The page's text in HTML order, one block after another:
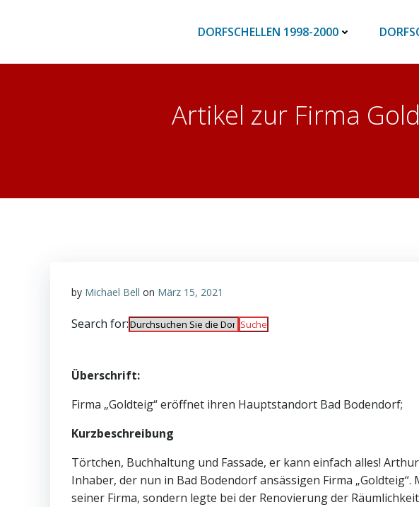
DORFSCHELLEN 1998-2000
Artikel zur Firma
by Michael Bell on März 15, 2021
Search for:
Überschrift:
Firma „Goldteig“ eröffnet ihren Hauptstandort Bad Bodendorf;
Kurzbeschreibung
Törtchen, Buchhaltung und Fassade, er kann einfach alles!
Inhaber, der nun in Bad Bodendorf ansässigen Firma
seiner Firma, sondern legte bei der Renovierung der